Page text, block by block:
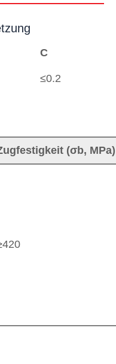
C
≤0.2
(σb, MPa)